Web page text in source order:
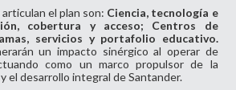
el plan son: Ciencia, tecnología e
cobertura y acceso; Centros de
servicios y portafolio educativo.
un impacto sinérgico al operar de
como un marco propulsor de la
el desarrollo integral de Santander.